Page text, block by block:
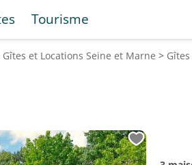
Tourisme
Gîtes et Locations Seine et Marne >